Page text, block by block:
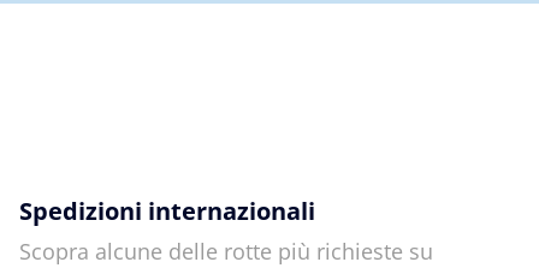
Spedizioni internazionali
Scopra alcune delle rotte più richieste su